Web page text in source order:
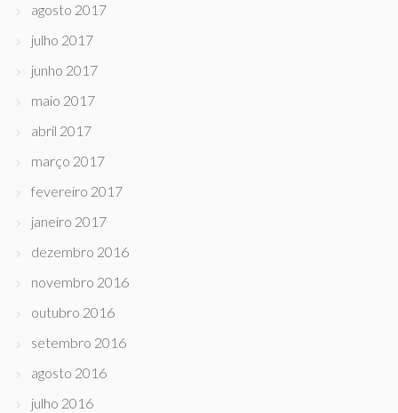
agosto 2017
julho 2017
junho 2017
maio 2017
abril 2017
março 2017
fevereiro 2017
janeiro 2017
dezembro 2016
novembro 2016
outubro 2016
setembro 2016
agosto 2016
julho 2016